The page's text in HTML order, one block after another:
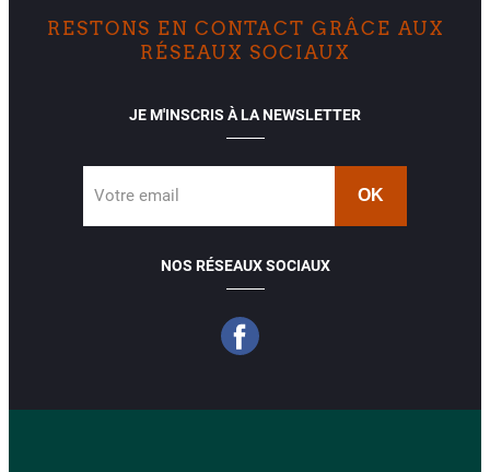
RESTONS EN CONTACT GRÂCE AUX
RÉSEAUX SOCIAUX
JE M'INSCRIS À LA NEWSLETTER
Votre email
NOS RÉSEAUX SOCIAUX